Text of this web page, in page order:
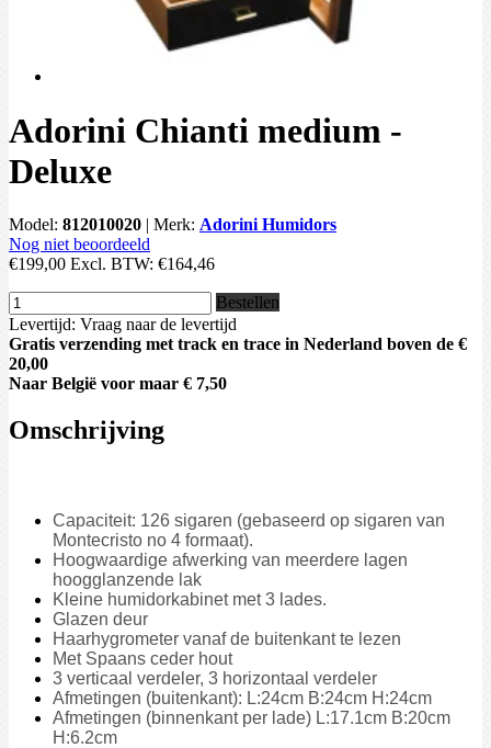
Adorini Chianti medium -
Deluxe
Model: 812010020 | Merk: Adorini Humidors
Nog niet beoordeeld
€199,00 Excl. BTW: €164,46
Bestellen
Levertijd: Vraag naar de levertijd
Gratis verzending met track en trace in Nederland boven de €
20,00
Naar België voor maar € 7,50
Omschrijving
Capaciteit: 126 sigaren (gebaseerd op sigaren van
Montecristo no 4 formaat).
Hoogwaardige afwerking van meerdere lagen
hoogglanzende lak
Kleine humidorkabinet met 3 lades.
Glazen deur
Haarhygrometer vanaf de buitenkant te lezen
Met Spaans ceder hout
3 verticaal verdeler, 3 horizontaal verdeler
Afmetingen (buitenkant): L:24cm B:24cm H:24cm
Afmetingen (binnenkant per lade) L:17.1cm B:20cm
H:6.2cm